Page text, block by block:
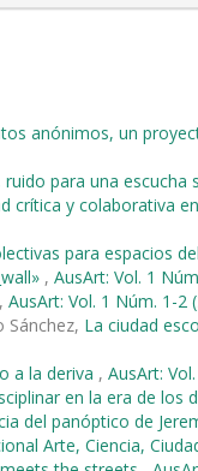
anónimos, un
ruido para una escucha
crítica y colaborativa
para espacios
, AusArt: Vol. 1
, AusArt: Vol. 1 Núm. 1-2
Sánchez, La ciudad
a la deriva , AusArt:
en la era de los
del panóptico de
Arte, Ciencia,